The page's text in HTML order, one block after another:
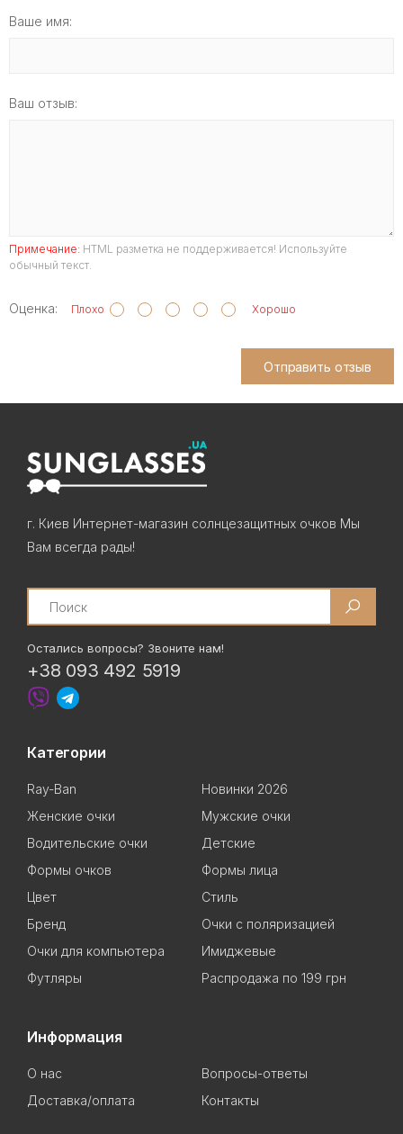
Ваше имя:
Ваш отзыв:
Примечание: HTML разметка не поддерживается! Используйте
обычный текст.
Оценка: Плохо Хорошо
Отправить отзыв
г. Киев Интернет-магазин солнцезащитных очков Мы
Вам всегда рады!
Search
Остались вопросы? Звоните нам!
+38 093 492 5919
Категории
Ray-Ban
Новинки 2026
Женские очки
Мужские очки
Водительские очки
Детские
Формы очков
Формы лица
Цвет
Стиль
Бренд
Очки с поляризацией
Очки для компьютера
Имиджевые
Футляры
Распродажа по 199 грн
Информация
О нас
Вопросы-ответы
Доставка/оплата
Контакты